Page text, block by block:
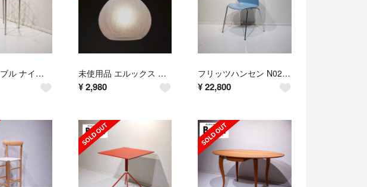
サイドテーブル ナイトテーブル ガラステーブル 円形 テーブル モダン 未使用品 エルックス フラスカ CC-P02 ペンダントライト フロストガラス
¥ 2,980
フリッツハンセン N02 RECYCLE リサイクル ダイニングチェア
¥22,800